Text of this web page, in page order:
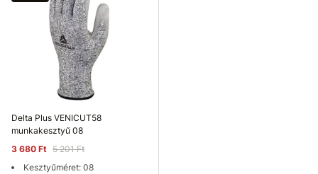
Delta Plus VENICUT58
munkakesztyű 08
3 680 Ft 5 201 Ft
Kesztyűméret: 08